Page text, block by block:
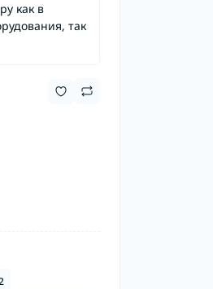
как в
так